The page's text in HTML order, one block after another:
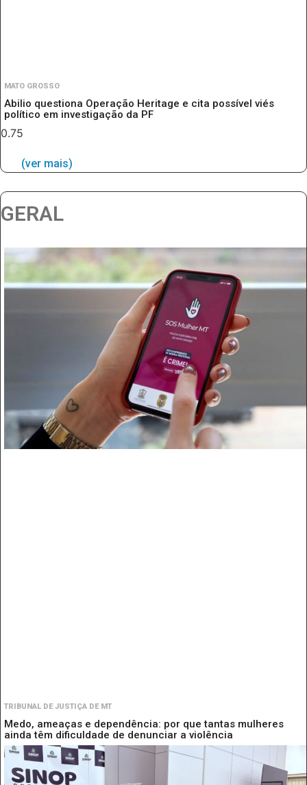
MATO GROSSO
Abilio questiona Operação Heritage e cita possível viés
político em investigação da PF
(ver mais)
GERAL
TRIBUNAL DE JUSTIÇA DE MT
Medo, ameaças e dependência: por que tantas mulheres
ainda têm dificuldade de denunciar a violência